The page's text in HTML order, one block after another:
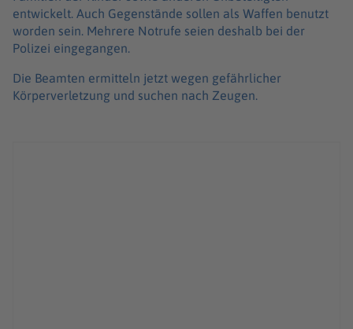
entwickelt. Auch Gegenstände sollen als Waffen benutzt
worden sein. Mehrere Notrufe seien deshalb bei der
Polizei eingegangen.
Die Beamten ermitteln jetzt wegen gefährlicher
Körperverletzung und suchen nach Zeugen.